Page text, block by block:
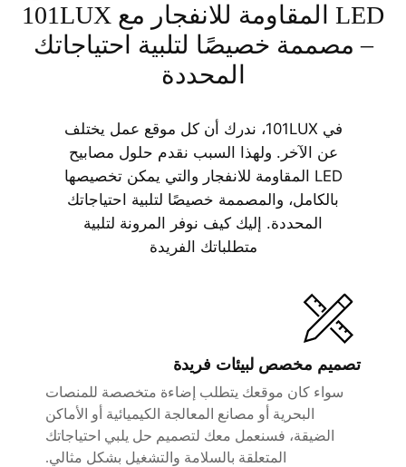
LED المقاومة للانفجار مع 101LUX
– مصممة خصيصًا لتلبية احتياجاتك
المحددة
في 101LUX، ندرك أن كل موقع عمل يختلف
عن الآخر. ولهذا السبب نقدم حلول مصابيح
LED المقاومة للانفجار والتي يمكن تخصيصها
بالكامل، والمصممة خصيصًا لتلبية احتياجاتك
المحددة. إليك كيف نوفر المرونة لتلبية
متطلباتك الفريدة
تصميم مخصص لبيئات فريدة
سواء كان موقعك يتطلب إضاءة متخصصة للمنصات
البحرية أو مصانع المعالجة الكيميائية أو الأماكن
الضيقة، فسنعمل معك لتصميم حل يلبي احتياجاتك
المتعلقة بالسلامة والتشغيل بشكل مثالي.